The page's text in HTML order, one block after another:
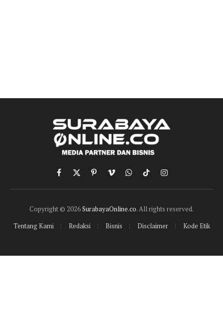
Facebook
X
(Twitter)
PinterestVimeoWhatsApp
TikTokInstagram
Copyright © 2026SurabayaOnline.co. All rights reserved.
Tentang Kami
Redaksi Bisnis Disclaimer Kode Etik